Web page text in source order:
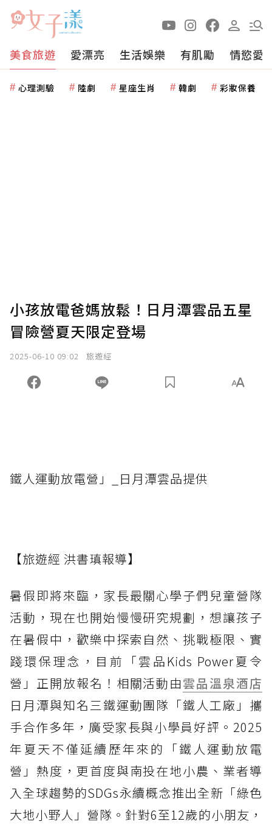
美食旅遊 愛漂亮 生活娛樂 有肌勵 情慾愛
心理測驗 陸劇 星座生肖 韓劇 彩妝保養
小孩放電爸媽放鬆！日月潭雲品五星
冒險營夏天限定登場
2025-06-10 09:02 旅遊經
鐵人運動放電營」_日月潭雲品提供
【旅遊經 洪書瑱報導】
暑假即將來臨，家長最關心學子們兒童營隊
活動，現在也開始慢慢研究規劃，想讓孩子
在暑假中，歡樂中探索自然、挑戰極限、實
踐環保理念，目前「雲品Kids Power夏令
營」正開放報名！相關活動由雲品溫泉酒店
日月潭與知名三鐵運動團隊「鐵人工廠」攜
手合作多年，廣受家長與小學員好評。2025
年夏天不僅延續歷年來的「鐵人運動放電
營」熱度，更首度與南投在地小農、業者導
入全球趨勢的SDGs永續概念推出全新「綠色
大地小野人」營隊。針對6至12歲的小朋友，